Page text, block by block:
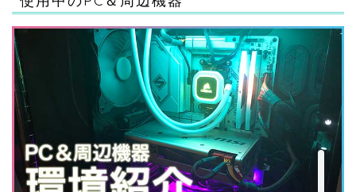
ゲーム
ソフトウェア・サービス
ガジェット